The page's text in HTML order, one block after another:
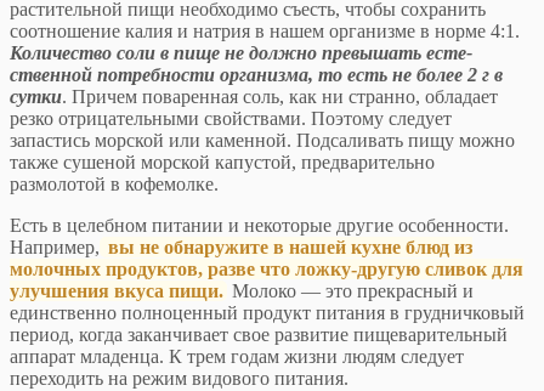
растительной пищи необходимо съесть, чтобы сохранить
соотно­шение калия и натрия в нашем организме в норме 4:1.
Количество соли в пище не должно превышать есте­
ственной потребности организма, то есть не более 2 г в
сутки. Причем поваренная соль, как ни странно, обла­дает
резко отрицательными свойствами. Поэтому сле­дует
запастись морской или каменной. Подсаливать пищу можно
также сушеной морской капустой, предва­рительно
размолотой в кофемолке.
Есть в целебном питании и некоторые другие осо­бенности.
Например, вы не обнаружите в нашей кухне блюд из
молочных продуктов, разве что ложку-другую сливок для
улучшения вкуса пищи. Молоко — это пре­красный и
единственно полноценный продукт питания в грудничковый
период, когда заканчивает свое разви­тие пищеварительный
аппарат младенца. К трем годам жизни людям следует
переходить на режим видового питания.